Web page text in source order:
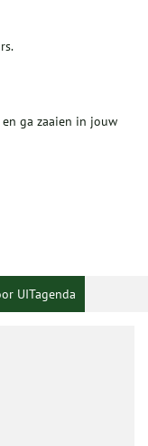
en ga zaaien in jouw
UITagenda